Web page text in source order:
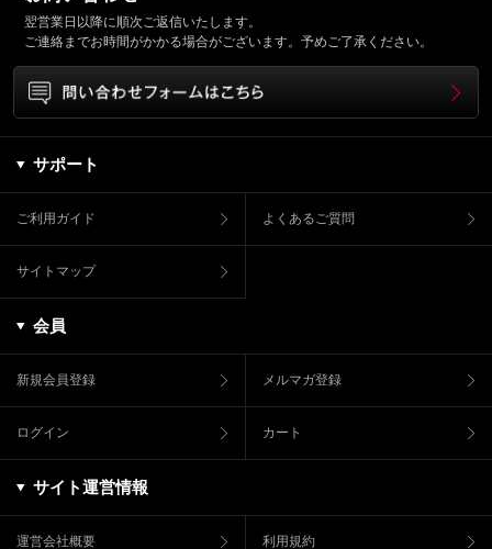
翌営業日以降に順次ご返信いたします。
ご連絡までお時間がかかる場合がございます。予めご了承ください。
サポート
ご利用ガイド よくあるご質問
サイトマップ
会員
新規会員登録 メルマガ登録
ログイン カート
サイト運営情報
運営会社概要 利用規約